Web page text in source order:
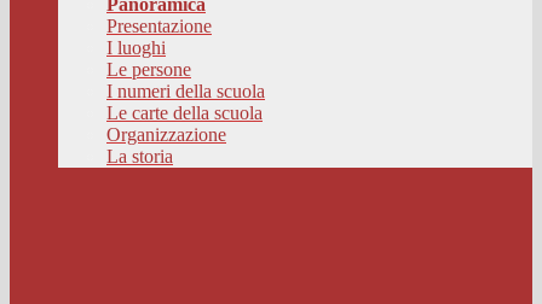
Panoramica
Presentazione
I luoghi
Le persone
I numeri della scuola
Le carte della scuola
Organizzazione
La storia